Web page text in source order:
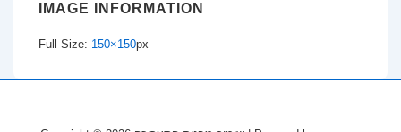
IMAGE INFORMATION
Full Size: 150×150px